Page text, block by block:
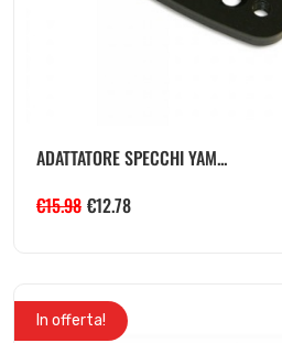
ADATTATORE SPECCHI YAM...
€15.98 €12.78
In offerta!